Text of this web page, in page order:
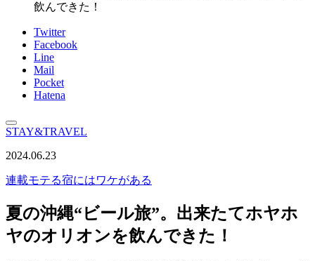
飲んできた！
Twitter
Facebook
Line
Mail
Pocket
Hatena
STAY&TRAVEL
2024.06.23
連載モテる宿にはワケがある
夏の沖縄“ビール旅”。出来たてホヤホ
ヤのオリオンを飲んできた！